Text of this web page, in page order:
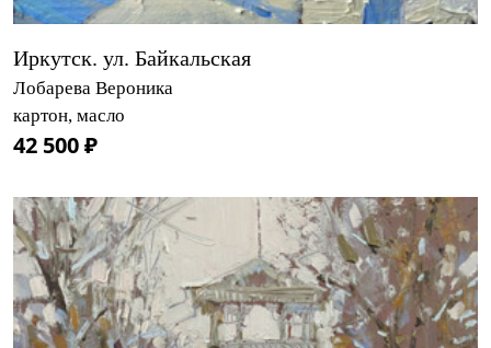
Иркутск. ул. Байкальская
Лобарева Вероника
картон, масло
42 500 ₽